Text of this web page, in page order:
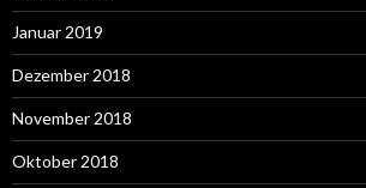
Januar 2019
Dezember 2018
November 2018
Oktober 2018